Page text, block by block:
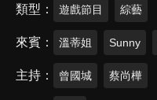
類型 遊戲節目 綜藝
來賓 溫蒂姐 Sunny
主持 曾國城 蔡尚樺